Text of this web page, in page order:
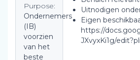
Purpose:
Ondernemers
(IB)
voorzien
van het
beste
Uitnodigen
Eigen
https://
JXvyxKi1g/